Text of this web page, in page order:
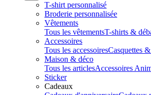
T-shirt personnalisé
Broderie personnalisée
Vêtements
Tous les vêtementsT-shirts &
Accessoires
Tous les accessoiresCasquettes
Maison & déco
Tous les articlesAccessoires
Sticker
Cadeaux